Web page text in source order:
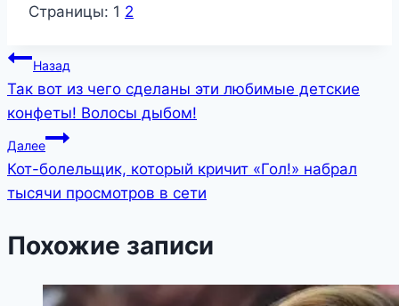
Страницы: 1 2
Навигация
по
записям
Назад
Так вот из чего сделаны эти любимые детские
конфеты! Волосы дыбом!
Далее
Кот-болельщик, который кричит «Гол!» набрал
тысячи просмотров в сети
Похожие записи